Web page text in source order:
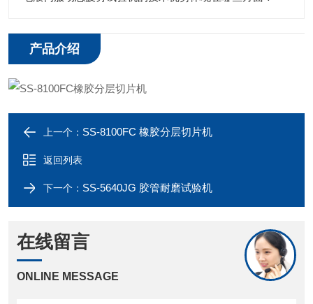
产品介绍
上一个： SS-8100FC 橡胶分层切片机
返回列表
下一个： SS-5640JG 胶管耐磨试验机
在线留言
ONLINE MESSAGE